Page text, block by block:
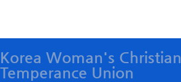
Korea Woman's Christian
Temperance Union